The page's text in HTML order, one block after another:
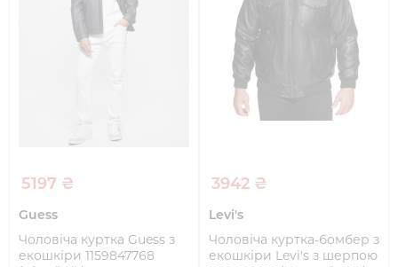
5197 ₴
Guess
Чоловіча куртка Guess з
екошкіри 1159847768
3942 ₴
Levi's
Чоловіча куртка-бомбер з
екошкіри Levi's з шерпою